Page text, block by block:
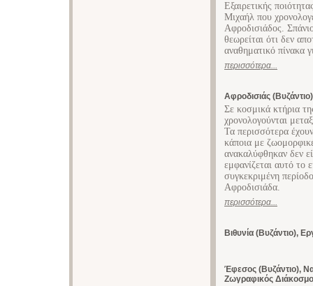
Εξαιρετικής
Μιχαήλ που
Αφροδισιάδος.
θεωρείται ότι δεν
αναθηματικό πίνακα
περισσότερα...
Αφροδισιάς
Σε κοσμικά κτήρια
χρονολογούνται
Τα περισσότερα
κάποια με
ανακαλύφθηκαν δεν
εμφανίζεται αυτό το
συγκεκριμένη
Αφροδισιάδα.
περισσότερα...
Βιθυνία (Βυζάντιο),
Έφεσος (Βυζάντιο),
Ζωγραφικός